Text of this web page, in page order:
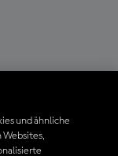
und ähnliche